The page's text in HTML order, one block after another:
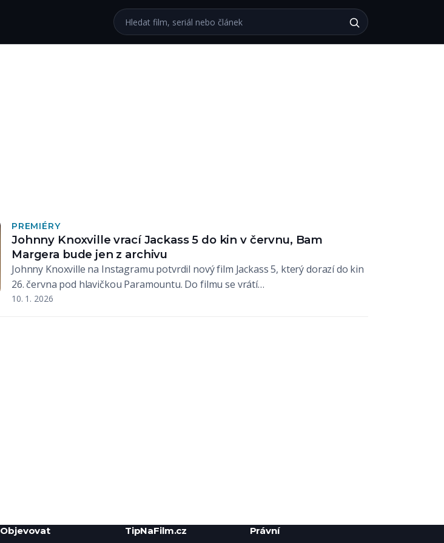
Hledat na webu
PREMIÉRY
Johnny Knoxville vrací Jackass 5 do kin v červnu, Bam
Margera bude jen z archivu
Johnny Knoxville na Instagramu potvrdil nový film Jackass 5, který dorazí do kin
26. června pod hlavičkou Paramountu. Do filmu se vrátí…
10. 1. 2026
Objevovat TipNaFilm.cz Právní